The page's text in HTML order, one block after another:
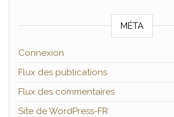
MÉTA
Connexion
Flux des publications
Flux des commentaires
Site de WordPress-FR